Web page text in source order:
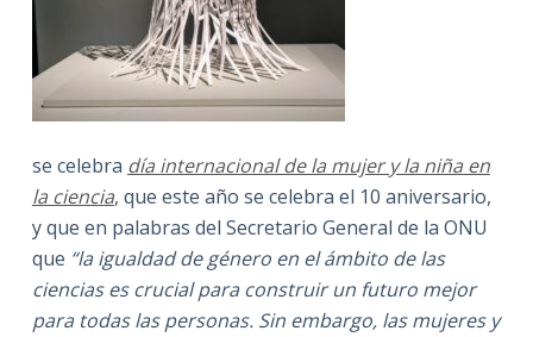
se celebra día internacional de la mujer y la niña en
la ciencia, que este año se celebra el 10 aniversario,
y que en palabras del Secretario General de la ONU
que “la igualdad de género en el ámbito de las
ciencias es crucial para construir un futuro mejor
para todas las personas. Sin embargo, las mujeres y